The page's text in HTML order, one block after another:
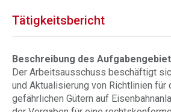
Tätigkeitsbericht
Beschreibung des
Der Arbeitsausschuss beschäftigt
und Aktualisierung von Richtlinien für
gefährlichen Gütern auf